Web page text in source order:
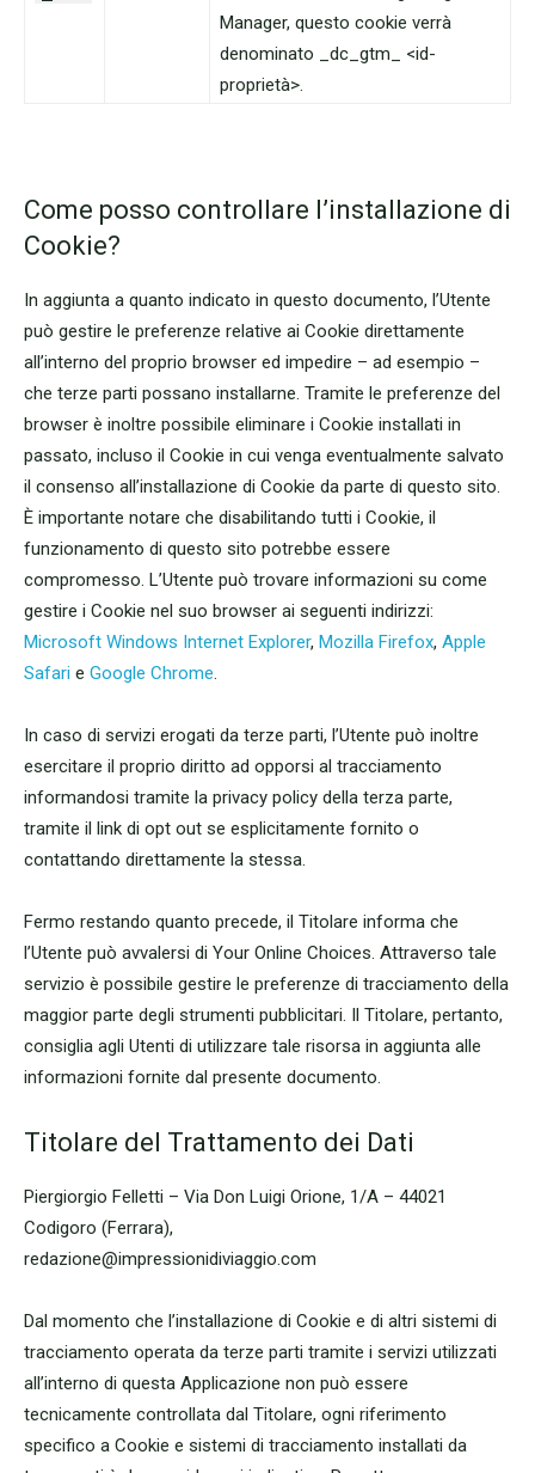
Manager, questo cookie verrà
denominato _dc_gtm_ <id-
proprietà>.
Come posso controllare l’installazione di
Cookie?
In aggiunta a quanto indicato in questo documento, l’Utente
può gestire le preferenze relative ai Cookie direttamente
all’interno del proprio browser ed impedire – ad esempio –
che terze parti possano installarne. Tramite le preferenze del
browser è inoltre possibile eliminare i Cookie installati in
passato, incluso il Cookie in cui venga eventualmente salvato
il consenso all’installazione di Cookie da parte di questo sito.
È importante notare che disabilitando tutti i Cookie, il
funzionamento di questo sito potrebbe essere
compromesso. L’Utente può trovare informazioni su come
gestire i Cookie nel suo browser ai seguenti indirizzi:
Microsoft Windows Internet Explorer, Mozilla Firefox, Apple
Safari e Google Chrome.
In caso di servizi erogati da terze parti, l’Utente può inoltre
esercitare il proprio diritto ad opporsi al tracciamento
informandosi tramite la privacy policy della terza parte,
tramite il link di opt out se esplicitamente fornito o
contattando direttamente la stessa.
Fermo restando quanto precede, il Titolare informa che
l’Utente può avvalersi di Your Online Choices. Attraverso tale
servizio è possibile gestire le preferenze di tracciamento della
maggior parte degli strumenti pubblicitari. Il Titolare, pertanto,
consiglia agli Utenti di utilizzare tale risorsa in aggiunta alle
informazioni fornite dal presente documento.
Titolare del Trattamento dei Dati
Piergiorgio Felletti – Via Don Luigi Orione, 1/A – 44021
Codigoro (Ferrara),
redazione@impressionidiviaggio.com
Dal momento che l’installazione di Cookie e di altri sistemi di
tracciamento operata da terze parti tramite i servizi utilizzati
all’interno di questa Applicazione non può essere
tecnicamente controllata dal Titolare, ogni riferimento
specifico a Cookie e sistemi di tracciamento installati da